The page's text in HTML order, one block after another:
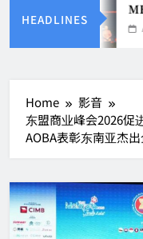
HEADLINES
Home
影音
东盟商业峰会2026促
AOBA表彰东南亚杰